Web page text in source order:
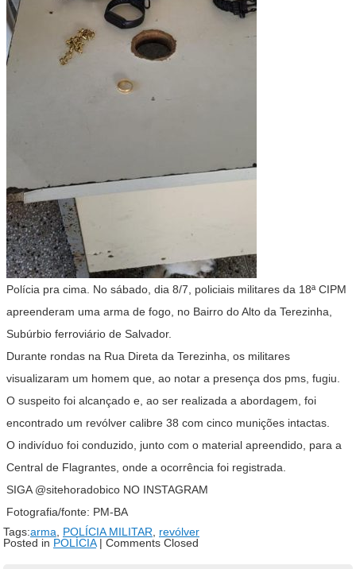
Polícia pra cima. No sábado, dia 8/7, policiais militares da 18ª CIPM
apreenderam uma arma de fogo, no Bairro do Alto da Terezinha,
Subúrbio ferroviário de Salvador.
Durante rondas na Rua Direta da Terezinha, os militares
visualizaram um homem que, ao notar a presença dos pms, fugiu.
O suspeito foi alcançado e, ao ser realizada a abordagem, foi
encontrado um revólver calibre 38 com cinco munições intactas.
O indivíduo foi conduzido, junto com o material apreendido, para a
Central de Flagrantes, onde a ocorrência foi registrada.
SIGA @sitehoradobico NO INSTAGRAM
Fotografia/fonte: PM-BA
Tags:arma POLÍCIA MILITAR
revólver
Posted in POLÍCIA| Comments Closed